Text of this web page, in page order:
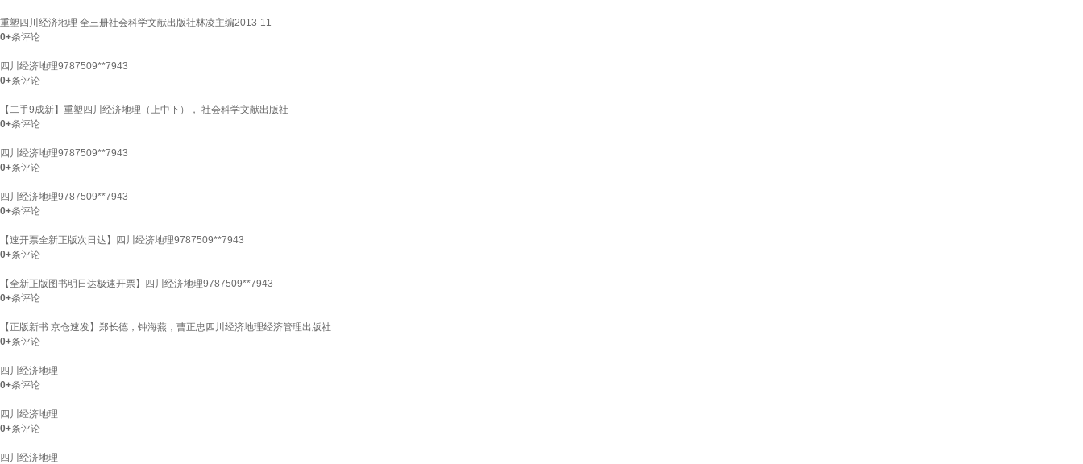
重塑四川经济地理 全三册社会科学文献出版社林凌主编2013-11
0+条评论
四川经济地理9787509**7943
0+条评论
【二手9成新】重塑四川经济地理（上中下）， 社会科学文献出版社
0+条评论
四川经济地理9787509**7943
0+条评论
四川经济地理9787509**7943
0+条评论
【速开票全新正版次日达】四川经济地理9787509**7943
0+条评论
【全新正版图书明日达极速开票】四川经济地理9787509**7943
0+条评论
【正版新书 京仓速发】郑长德，钟海燕，曹正忠四川经济地理经济管理出版社
0+条评论
四川经济地理
0+条评论
四川经济地理
0+条评论
四川经济地理